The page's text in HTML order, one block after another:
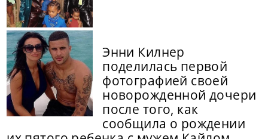
Энни Килнер
поделилась первой
фотографией своей
новорожденной дочери
после того, как
сообщила о рождении